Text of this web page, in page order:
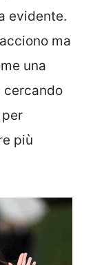
evidente.
ma
una
cercando
più